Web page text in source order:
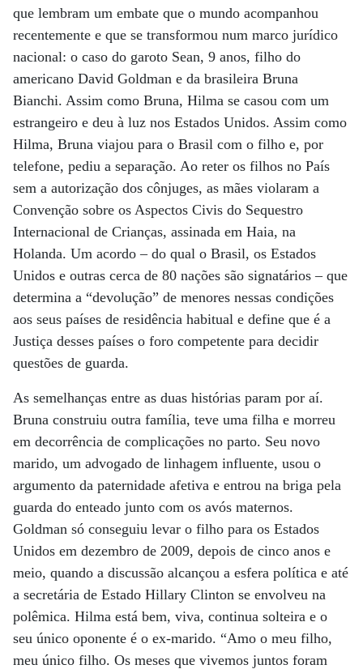
que lembram um embate que o mundo acompanhou
recentemente e que se transformou num marco jurídico
nacional: o caso do garoto Sean, 9 anos, filho do
americano David Goldman e da brasileira Bruna
Bianchi. Assim como Bruna, Hilma se casou com um
estrangeiro e deu à luz nos Estados Unidos. Assim como
Hilma, Bruna viajou para o Brasil com o filho e, por
telefone, pediu a separação. Ao reter os filhos no País
sem a autorização dos cônjuges, as mães violaram a
Convenção sobre os Aspectos Civis do Sequestro
Internacional de Crianças, assinada em Haia, na
Holanda. Um acordo – do qual o Brasil, os Estados
Unidos e outras cerca de 80 nações são signatários – que
determina a “devolução” de menores nessas condições
aos seus países de residência habitual e define que é a
Justiça desses países o foro competente para decidir
questões de guarda.
As semelhanças entre as duas histórias param por aí.
Bruna construiu outra família, teve uma filha e morreu
em decorrência de complicações no parto. Seu novo
marido, um advogado de linhagem influente, usou o
argumento da paternidade afetiva e entrou na briga pela
guarda do enteado junto com os avós maternos.
Goldman só conseguiu levar o filho para os Estados
Unidos em dezembro de 2009, depois de cinco anos e
meio, quando a discussão alcançou a esfera política e até
a secretária de Estado Hillary Clinton se envolveu na
polêmica. Hilma está bem, viva, continua solteira e o
seu único oponente é o ex-marido. “Amo o meu filho,
meu único filho. Os meses que vivemos juntos foram